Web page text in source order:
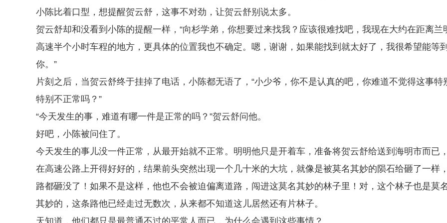
小陈比着口型，想提醒贺云舒，这事不对劲，让贺云舒别说太多。
贺云舒却和没看到小陈的提醒一样，“向杉学弟，你想要过来找我？应该很难找吧，我现在大约在距离兰
高速半个小时车程的地方，更具体的位置我也不确定。嗯，谢谢，如果能找到就太好了，我很希望能等到
你。”
片刻之后，当贺云舒终于挂掉了电话，小陈都无语了，“小少爷，你不是认真的吧，你难道不觉得这事特
特别不正常吗？”
“今天发生的事，难道有哪一件是正常的吗？”贺云舒问他。
好吧，小陈被问住了。
今天发生的事儿没一件正常，从最开始就不正常。明明他只是开着车，准备将贺云舒给送到海明市而已，
在高速公路上开得好好的，结果前头突然出现一个几十米的大坑，就像是被莫名其妙的陨石给砸了一样，
路都砸没了！如果不是这样，他也不会被迫偏离道路，闯进这莫名其妙的林子里！对，这个林子也是莫名
其妙的，这条路他已经走过无数次，从来都不知道这儿居然还有片林子。
天知道，他们都只是最普通不过的平常人而已，为什么会遇到这些事情？